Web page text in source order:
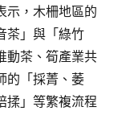
，木柵地區的
茶」與「綠竹
動茶、筍產業共
的「採菁、萎
揉」等繁複流程